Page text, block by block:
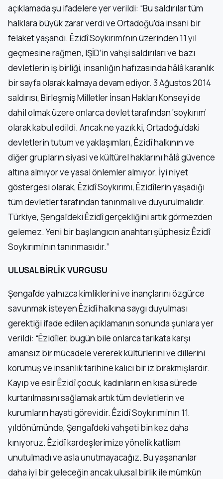
açıklamada şu ifadelere yer verildi: “Bu saldırılar tüm
halklara büyük zarar verdi ve Ortadoğu’da insani bir
felaket yaşandı. Êzidî Soykırımı’nın üzerinden 11 yıl
geçmesine rağmen, IŞİD’in vahşi saldırıları ve bazı
devletlerin iş birliği, insanlığın hafızasında hâlâ karanlık
bir sayfa olarak kalmaya devam ediyor. 3 Ağustos 2014
saldırısı, Birleşmiş Milletler İnsan Hakları Konseyi de
dahil olmak üzere onlarca devlet tarafından ‘soykırım’
olarak kabul edildi. Ancak ne yazık ki, Ortadoğu’daki
devletlerin tutum ve yaklaşımları, Êzidî halkının ve
diğer grupların siyasi ve kültürel haklarını hâlâ güvence
altına almıyor ve yasal önlemler almıyor. İyi niyet
göstergesi olarak, Êzidî Soykırımı, Êzidîlerin yaşadığı
tüm devletler tarafından tanınmalı ve duyurulmalıdır.
Türkiye, Şengal’deki Êzidî gerçekliğini artık görmezden
gelemez. Yeni bir başlangıcın anahtarı şüphesiz Êzidî
Soykırımı’nın tanınmasıdır.”
ULUSAL BİRLİK VURGUSU
Şengal’de yalnızca kimliklerini ve inançlarını özgürce
savunmak isteyen Êzidî halkına saygı duyulması
gerektiği ifade edilen açıklamanın sonunda şunlara yer
verildi: “Êzidîler, bugün bile onlarca tarikata karşı
amansız bir mücadele vererek kültürlerini ve dillerini
korumuş ve insanlık tarihine kalıcı bir iz bırakmışlardır.
Kayıp ve esir Êzidî çocuk, kadınların en kısa sürede
kurtarılmasını sağlamak artık tüm devletlerin ve
kurumların hayati görevidir. Êzidî Soykırımı’nın 11.
yıldönümünde, Şengal’deki vahşeti bin kez daha
kınıyoruz. Êzidî kardeşlerimize yönelik katliam
unutulmadı ve asla unutmayacağız. Bu yaşananlar
daha iyi bir geleceğin ancak ulusal birlik ile mümkün